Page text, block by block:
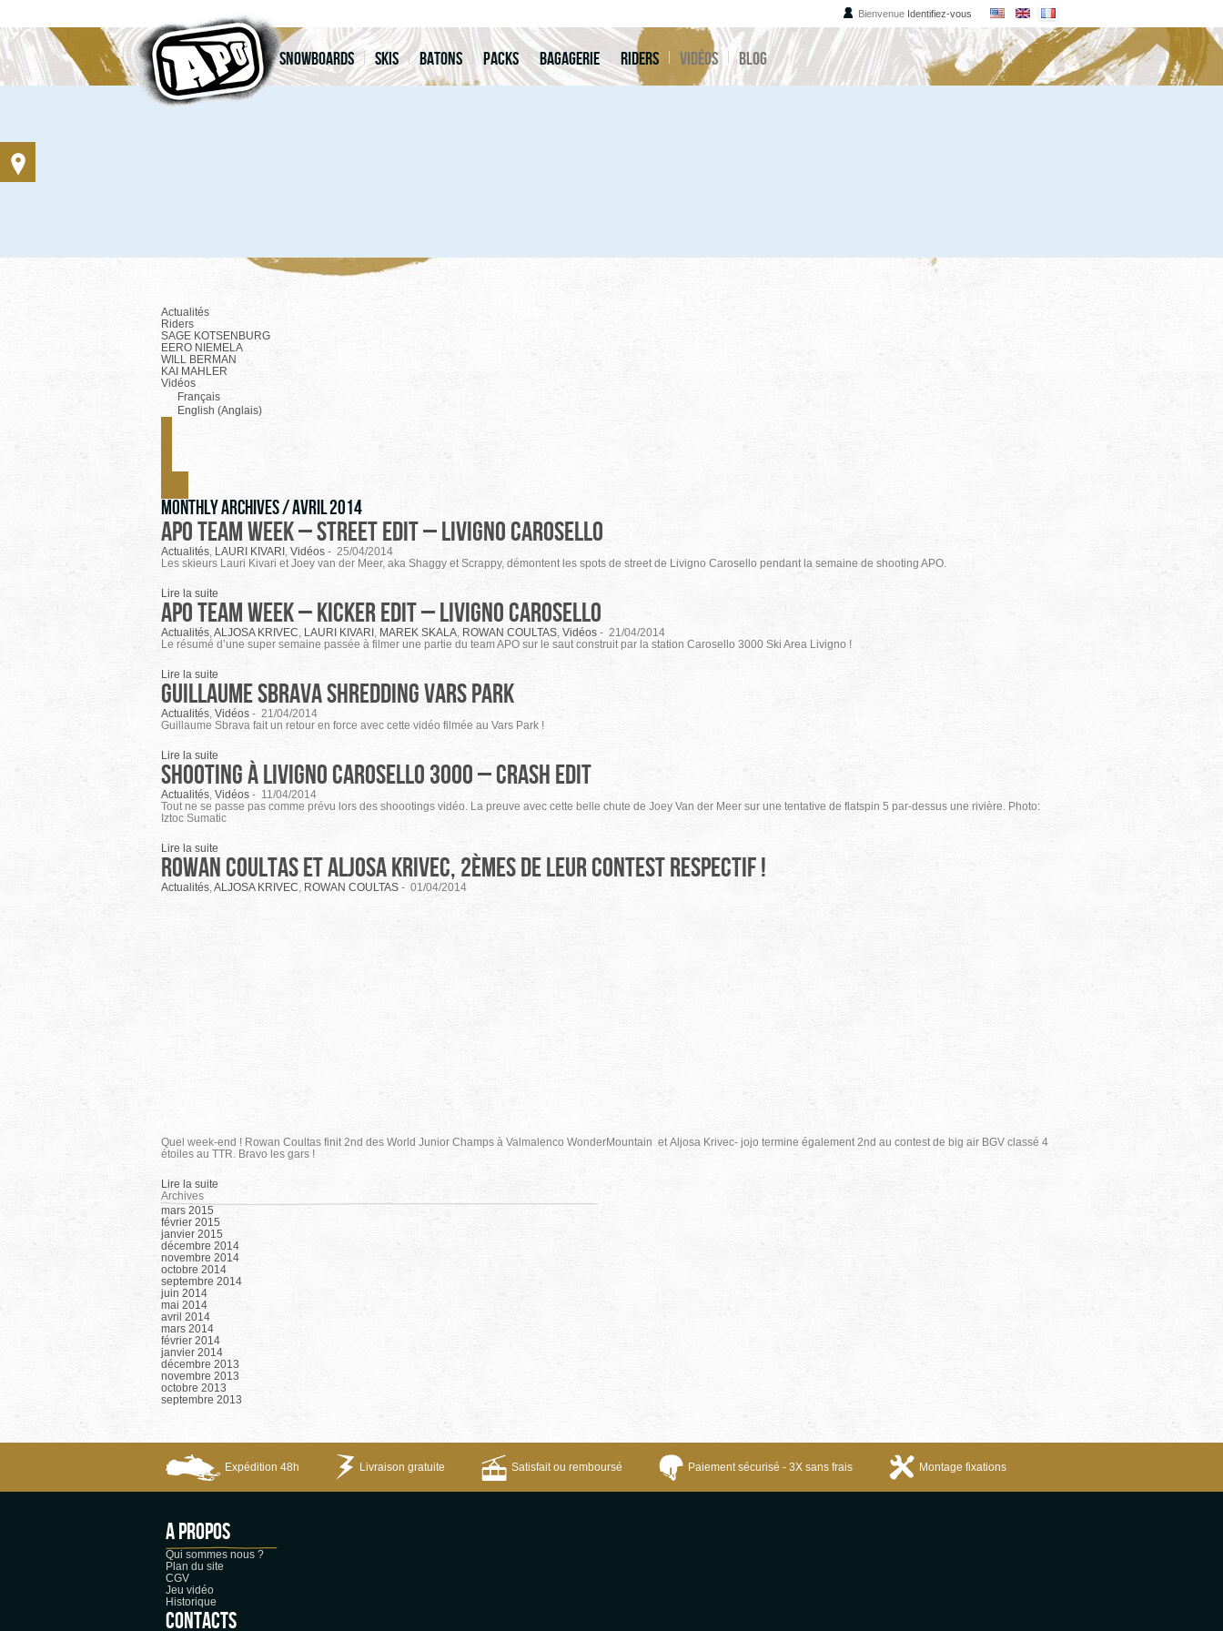
Bienvenue Identifiez-vous
Snowboards Skis Batons Packs Bagagerie Riders Vidéos Blog
Actualités
Riders
SAGE KOTSENBURG
EERO NIEMELA
WILL BERMAN
KAI MAHLER
Vidéos
Français
English (Anglais)
Monthly Archives /avril 2014
APO team week – street edit – Livigno Carosello
Actualités LAURI KIVARI Vidéos - 25/04/2014
Les skieurs Lauri Kivari et Joey van der Meer, aka Shaggy et Scrappy, démontent les spots de street de Livigno Carosello pendant la semaine de shooting APO.
Lire la suite
APO team week – Kicker edit – Livigno Carosello
Actualités ALJOSA KRIVEC LAURI KIVARI MAREK SKALA ROWAN COULTAS Vidéos - 21/04/2014
Le résumé d’une super semaine passée à filmer une partie du team APO sur le saut construit par la station Carosello 3000 Ski Area Livigno !
Lire la suite
GUILLAUME SBRAVA shredding VARS PARK
Actualités Vidéos - 21/04/2014
Guillaume Sbrava fait un retour en force avec cette vidéo filmée au Vars Park !
Lire la suite
Shooting à Livigno Carosello 3000 – Crash edit
Actualités Vidéos - 11/04/2014
Tout ne se passe pas comme prévu lors des shoootings vidéo. La preuve avec cette belle chute de Joey Van der Meer sur une tentative de flatspin 5 par-dessus une rivière. Photo:
Iztoc Sumatic
Lire la suite
Rowan Coultas et Aljosa Krivec, 2èmes de leur contest respectif !
Actualités ALJOSA KRIVEC ROWAN COULTAS - 01/04/2014
Quel week-end ! Rowan Coultas finit 2nd des World Junior Champs à Valmalenco WonderMountain et Aljosa Krivec- jojo termine également 2nd au contest de big air BGV classé 4
étoiles au TTR. Bravo les gars !
Lire la suite
Archives
mars 2015
février 2015
janvier 2015
décembre 2014
novembre 2014
octobre 2014
septembre 2014
juin 2014
mai 2014
avril 2014
mars 2014
février 2014
janvier 2014
décembre 2013
novembre 2013
octobre 2013
septembre 2013
Expédition 48h Livraison gratuite Satisfait ou remboursé Paiement sécurisé - 3X sans frais Montage fixations
A propos
Qui sommes nous ?
Plan du site
CGV
Jeu vidéo
Historique
CONTACTS